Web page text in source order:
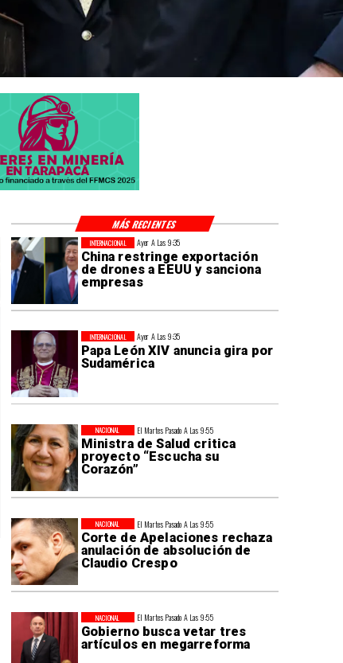
Ayer A Las 9:35
China restringe exportación
de drones a EEUU y sanciona
empresas
INTERNACIONAL
Ayer A Las 9:35
Papa León XIV anuncia gira por
Sudamérica
INTERNACIONAL
El Martes Pasado A Las 9:55
Ministra de Salud critica
proyecto “Escucha su
Corazón”
NACIONAL
El Martes Pasado A Las 9:55
Corte de Apelaciones rechaza
anulación de absolución de
Claudio Crespo
NACIONAL
El Martes Pasado A Las 9:55
Gobierno busca vetar tres
artículos en megarreforma
NACIONAL
MÁS RECIENTES